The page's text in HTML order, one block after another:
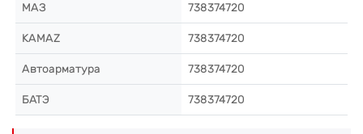
МАЗ 738374720
KAMAZ 738374720
Автоарматура 738374720
БАТЭ 738374720